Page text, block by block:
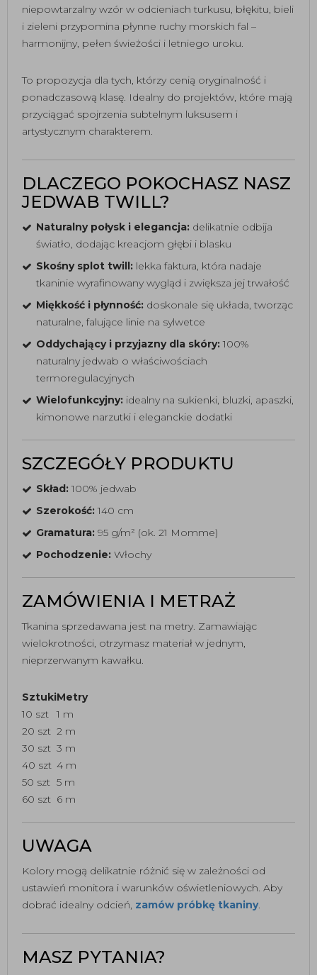
niepowtarzalny wzór w odcieniach turkusu, błękitu, bieli
i zieleni przypomina płynne ruchy morskich fal –
harmonijny, pełen świeżości i letniego uroku.
To propozycja dla tych, którzy cenią oryginalność i
ponadczasową klasę. Idealny do projektów, które mają
przyciągać spojrzenia subtelnym luksusem i
artystycznym charakterem.
DLACZEGO POKOCHASZ NASZ
JEDWAB TWILL?
Naturalny połysk i elegancja: delikatnie odbija
światło, dodając kreacjom głębi i blasku
Skośny splot twill: lekka faktura, która nadaje
tkaninie wyrafinowany wygląd i zwiększa jej trwałość
Miękkość i płynność: doskonale się układa, tworząc
naturalne, falujące linie na sylwetce
Oddychający i przyjazny dla skóry: 100%
naturalny jedwab o właściwościach
termoregulacyjnych
Wielofunkcyjny: idealny na sukienki, bluzki, apaszki,
kimonowe narzutki i eleganckie dodatki
SZCZEGÓŁY PRODUKTU
Skład: 100% jedwab
Szerokość: 140 cm
Gramatura: 95 g/m² (ok. 21 Momme)
Pochodzenie: Włochy
ZAMÓWIENIA I METRAŻ
Tkanina sprzedawana jest na metry. Zamawiając
wielokrotności, otrzymasz materiał w jednym,
nieprzerwanym kawałku.
SztukiMetry
10 szt
1 m
20 szt 2 m
30 szt 3 m
40 szt 4 m
50 szt 5 m
60 szt 6 m
UWAGA
Kolory mogą delikatnie różnić się w zależności od
ustawień monitora i warunków oświetleniowych. Aby
dobrać idealny odcień, zamów próbkę tkaniny.
MASZ PYTANIA?